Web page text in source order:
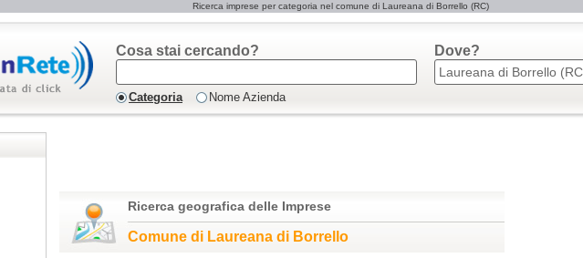
Ricerca imprese per categoria nel comune di Laureana di Borrello (RC)
Cosa stai cercando?
Categoria Nome Azienda
Dove?
Ricerca geografica delle Imprese
Comune di Laureana di Borrello